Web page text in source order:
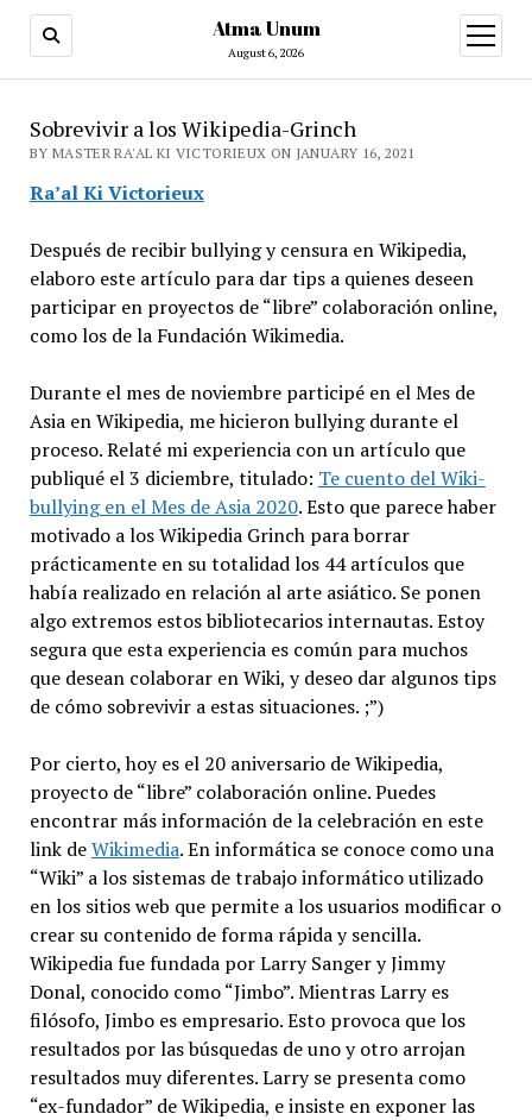
Atma Unum
August 6, 2026
open
menu
Sobrevivir a los Wikipedia-Grinch
BY MASTER RA'AL KI VICTORIEUX ON JANUARY 16, 2021
Ra’al Ki Victorieux
Después de recibir bullying y censura en Wikipedia,
elaboro este artículo para dar tips a quienes deseen
participar en proyectos de “libre” colaboración online,
como los de la Fundación Wikimedia.
Durante el mes de noviembre participé en el Mes de
Asia en Wikipedia, me hicieron bullying durante el
proceso. Relaté mi experiencia con un artículo que
publiqué el 3 diciembre, titulado: Te cuento del Wiki-
bullying en el Mes de Asia 2020. Esto que parece haber
motivado a los Wikipedia Grinch para borrar
prácticamente en su totalidad los 44 artículos que
había realizado en relación al arte asiático. Se ponen
algo extremos estos bibliotecarios internautas. Estoy
segura que esta experiencia es común para muchos
que desean colaborar en Wiki, y deseo dar algunos tips
de cómo sobrevivir a estas situaciones. ;”)
Por cierto, hoy es el 20 aniversario de Wikipedia,
proyecto de “libre” colaboración online. Puedes
encontrar más información de la celebración en este
link deWikimedia. En informática se conoce como una
“Wiki” a los sistemas de trabajo informático utilizado
en los sitios web que permite a los usuarios modificar o
crear su contenido de forma rápida y sencilla.
Wikipedia fue fundada por Larry Sanger y Jimmy
Donal, conocido como “Jimbo”. Mientras Larry es
filósofo, Jimbo es empresario. Esto provoca que los
resultados por las búsquedas de uno y otro arrojan
resultados muy diferentes. Larry se presenta como
“ex-fundador” de Wikipedia, e insiste en exponer las